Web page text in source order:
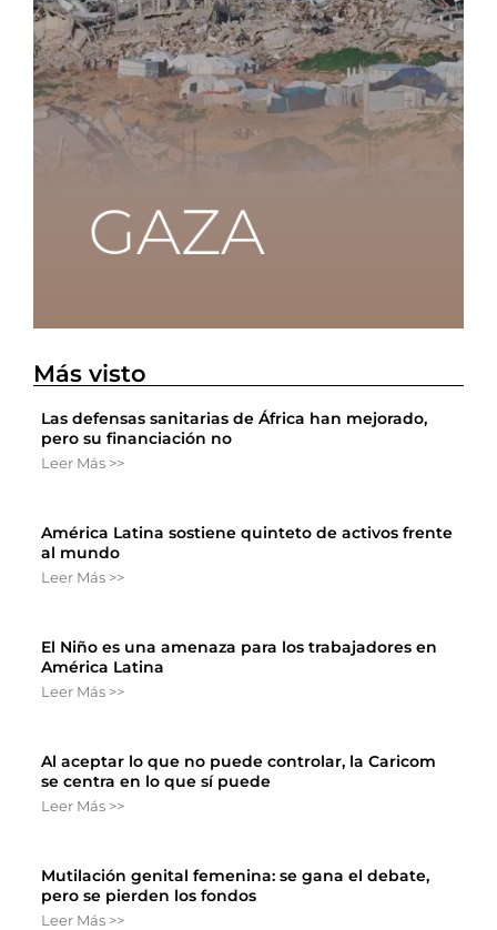
Más visto
Las defensas sanitarias de África han mejorado,
pero su financiación no
Leer Más >>
América Latina sostiene quinteto de activos frente
al mundo
Leer Más >>
El Niño es una amenaza para los trabajadores en
América Latina
Leer Más >>
Al aceptar lo que no puede controlar, la Caricom
se centra en lo que sí puede
Leer Más >>
Mutilación genital femenina: se gana el debate,
pero se pierden los fondos
Leer Más >>